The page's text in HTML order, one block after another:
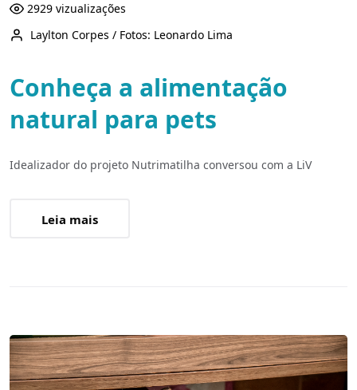
2929 vizualizações
Laylton Corpes / Fotos: Leonardo Lima
Conheça a alimentação
natural para pets
Idealizador do projeto Nutrimatilha conversou com a LiV
Leia mais